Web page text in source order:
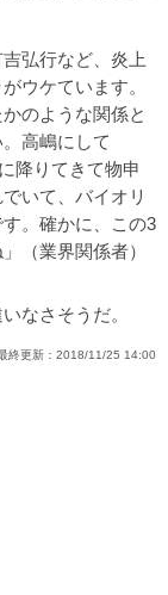
弘行など、炎上
ウケています。
のような関係と
高嶋にして
降りてきて物申
いて、バイオリ
。確かに、この3
（業界関係者）
なさそうだ。
終更新： 2018/11/25 14:00